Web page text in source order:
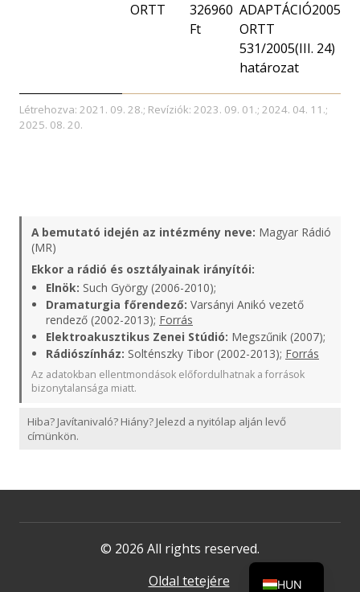
ORTT
326960
Ft
ADAPTÁCIÓ2005
ORTT
531/2005(III. 24)
határozat
Létrehozva: 2021. 09. 28.; Revíziók: 2023. 09. 01.; 2024. 04. 11.;
2025. 08. 20.
A bemutató idején az intézmény neve: Magyar Rádió
(MR)
Ekkor a rádió és osztályainak irányítói:
Elnök: Such György (2006-2010);
Dramaturgia főrendező: Varsányi Anikó vezető
rendező (2002-2013); Forrás
Elektroakusztikus Zenei Stúdió: Megszűnik (2007);
Rádiószínház: Solténszky Tibor (2002-2013); Forrás
Az adatokban ellentmondások előfordulhatnak a források
bizonytalansága miatt.
Hiba? Javítanivaló? Hiány? Jelezd a nyitólap alján levő
címünkön.
© 2026 All rights reserved.
Oldal tetejére
HUN